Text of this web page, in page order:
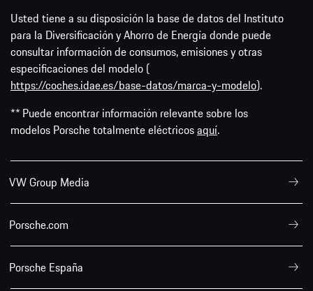
Usted tiene a su disposición la base de datos del Instituto
para la Diversificación y Ahorro de Energía donde puede
consultar información de consumos, emisiones y otras
especificaciones del modelo (
https://coches.idae.es/base-datos/marca-y-modelo).
** Puede encontrar información relevante sobre los
modelos Porsche totalmente eléctricosaquí.
VW Group Media
Porsche.com
Porsche España